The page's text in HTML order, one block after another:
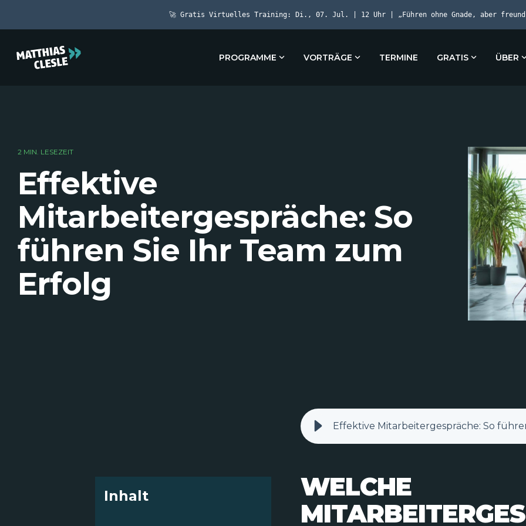
content.
🚀 Gratis Virtuelles Training: Di., 07. Jul. | 12 Uhr | „Führen ohne Gnade, aber
PROGRAMME VORTRÄGE TERMINE GRATIS ÜBER
2 MIN. LESEZEIT
Effektive
Mitarbeitergespräche: So
führen Sie Ihr Team zum
Erfolg
Inhalt
WELCHE